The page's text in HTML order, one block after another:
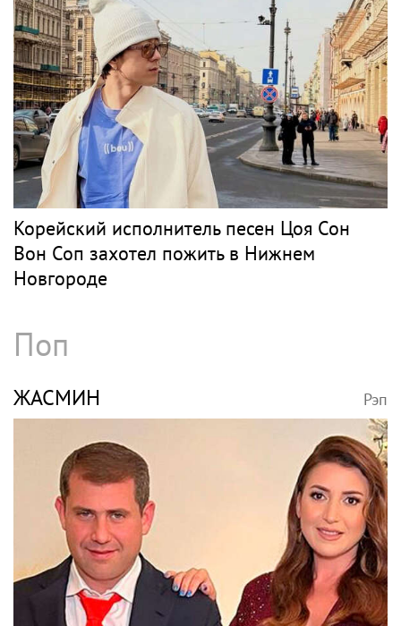
Корейский исполнитель песен Цоя Сон
Вон Соп захотел пожить в Нижнем
Новгороде
Поп
ЖАСМИН Рэп